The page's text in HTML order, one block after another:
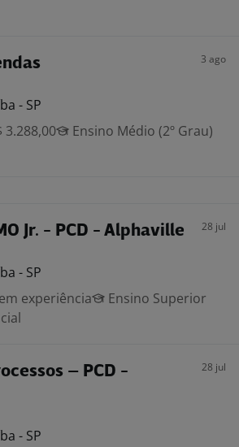
3 ago
- SP
3.288,00
Ensino Médio (2º Grau)
Jr. - PCD - Alphaville 28 jul
- SP
experiência
Ensino Superior
– PCD -
28 jul
- SP